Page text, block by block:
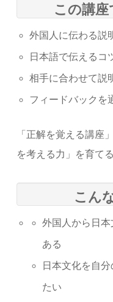
この講座
外国人に伝わる説
日本語で伝えるコ
相手に合わせて説
フィードバックを
「正解を覚える講座
を考える力」を育て
こん
外国人から日
ある
日本文化を自
たい